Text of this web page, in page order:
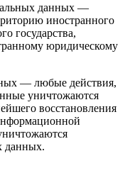
данных —
иностранного
государства,
юридическому
— любые действия,
уничтожаются
восстановления
данных.